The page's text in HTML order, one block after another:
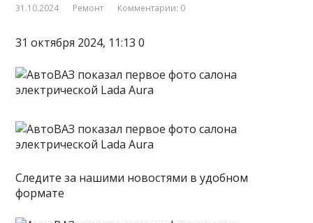
31.10.2024 Ремонт Комментарии: 0
31 октября 2024, 11:13 0
Следите за нашими новостями в удобном
формате